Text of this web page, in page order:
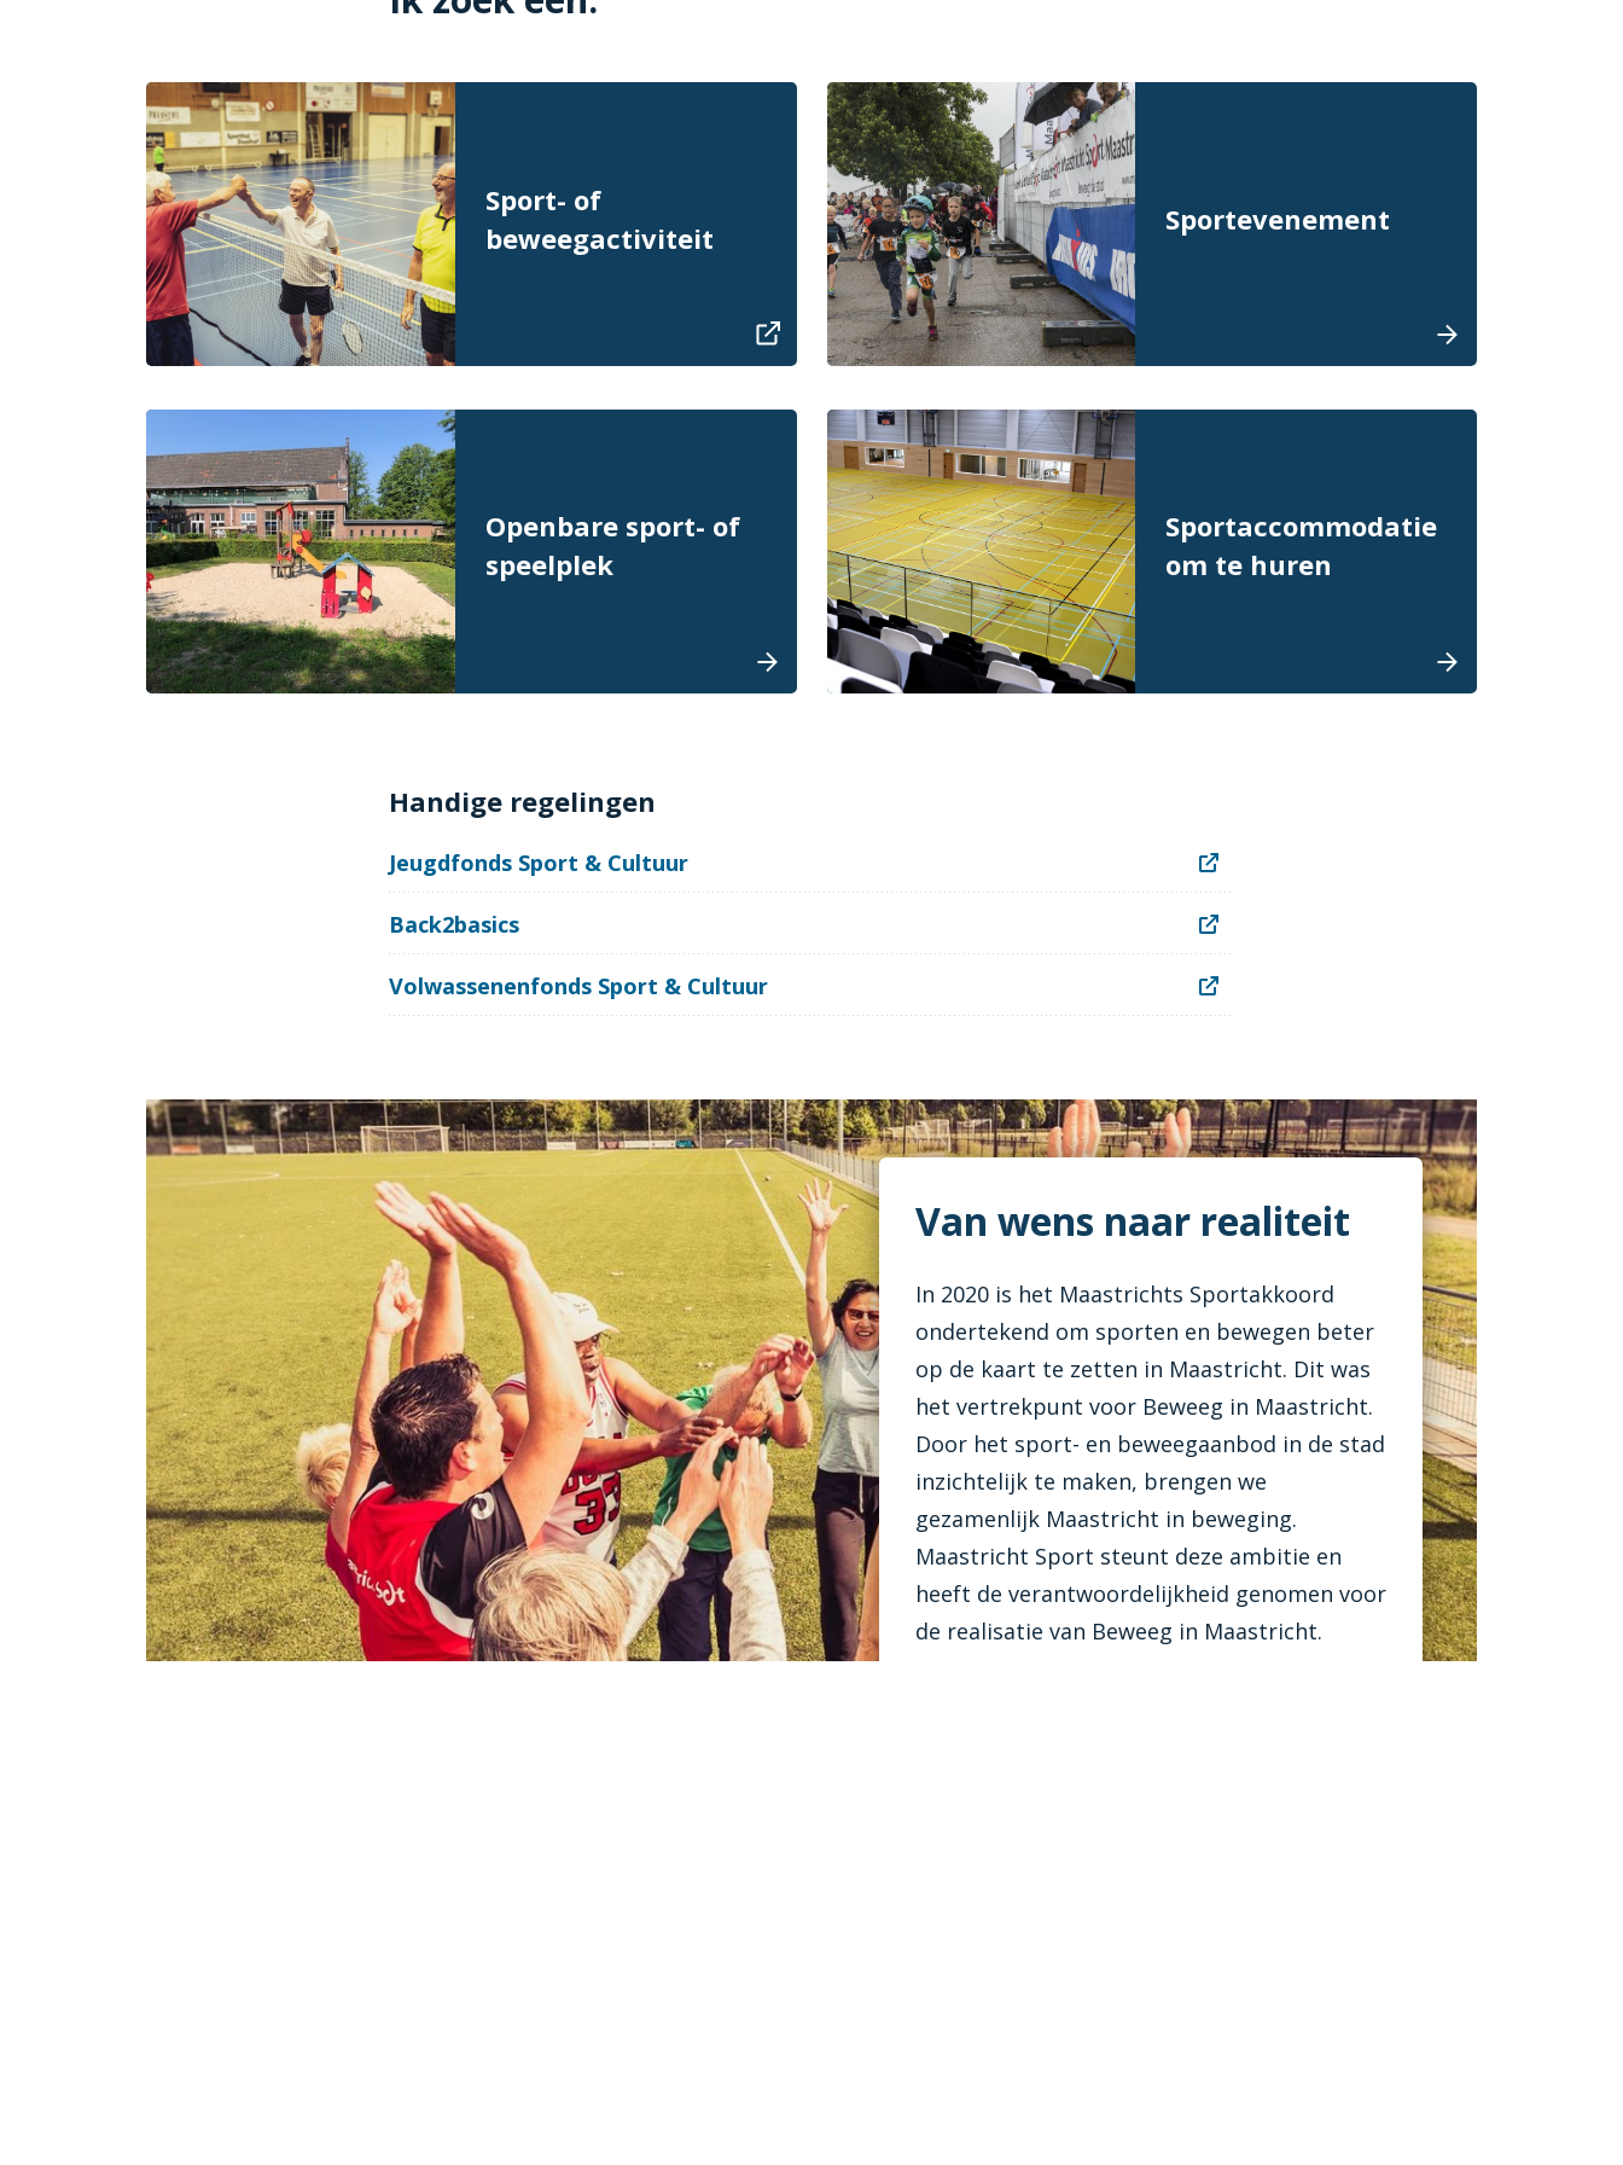
Sport- of
beweegactiviteit
Sportevenement
Openbare sport- of
speelplek
Sportaccommodatie
om te huren
Handige regelingen
Jeugdfonds Sport & Cultuur
Back2basics
Volwassenenfonds Sport & Cultuur
Van wens naar realiteit
In 2020 is het Maastrichts Sportakkoord
ondertekend om sporten en bewegen beter
op de kaart te zetten in Maastricht. Dit was
het vertrekpunt voor Beweeg in Maastricht.
Door het sport- en beweegaanbod in de stad
inzichtelijk te maken, brengen we
gezamenlijk Maastricht in beweging.
Maastricht Sport steunt deze ambitie en
heeft de verantwoordelijkheid genomen voor
de realisatie van Beweeg in Maastricht.